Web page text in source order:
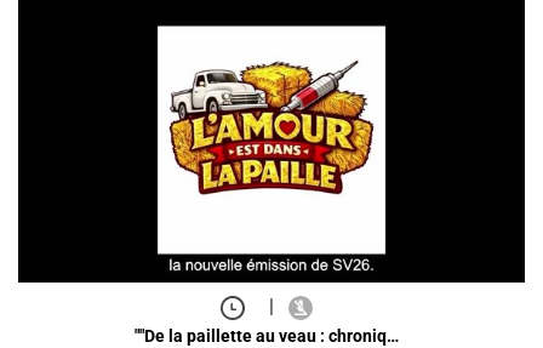
|
""De la paillette au veau : chroniq…